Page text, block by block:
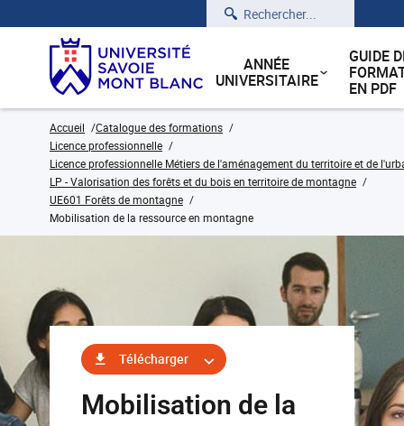
Rechercher
ANNÉE
UNIVERSITAIRE
GUIDE
EN PDF
Accueil
Catalogue des formations
Licence professionnelle
Licence professionnelle Métiers de l'aménagement du territoire et de
LP - Valorisation des forêts et du bois en territoire de montagne
UE601 Forêts de montagne
Mobilisation de la ressource en montagne
Télécharger
Mobilisation de la